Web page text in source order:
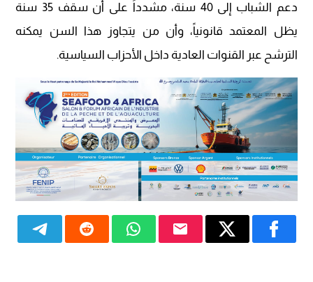
دعم الشباب إلى 40 سنة، مشدداً على أن سقف 35 سنة
يظل المعتمد قانونياً، وأن من يتجاوز هذا السن يمكنه
الترشح عبر القنوات العادية داخل الأحزاب السياسية.